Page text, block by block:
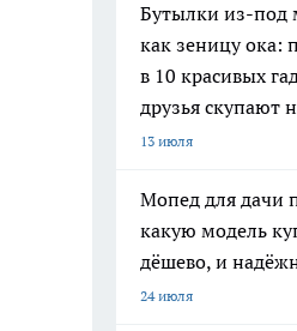
Бутылки из-под
как зеницу ока:
в 10 красивых
друзья скупают
13 июля
Мопед для дачи
какую модель
дёшево, и
24 июля